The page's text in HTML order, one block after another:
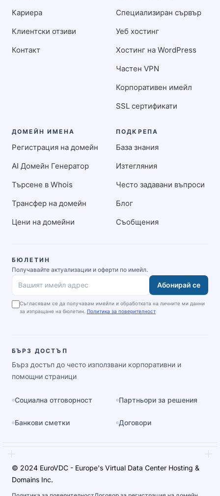
Кариера
Клиентски отзиви
Контакт
Специализиран сървър
Уеб хостинг
Хостинг на WordPress
Частен VPN
Корпоративен имейл
SSL сертификати
ДОМЕЙН ИМЕНА
Регистрация на домейн
AI Домейн Генератор
Търсене в Whois
Трансфер на домейн
Цени на домейни
ПОДКРЕПА
База знания
Изтегляния
Често задавани въпроси
Блог
Съобщения
БЮЛЕТИН
Получавайте актуализации и оферти по имейл.
Вашият имейл адрес
Абонирай се
Съгласявам се да получавам имейли и обработката на личните ми данни
за изпращане на бюлетин. Политика за поверителност
БЪРЗ ДОСТЪП
Бърз достъп до често използвани корпоративни и
помощни страници
Социална отговорност Партньори за решения
Банкови сметки Договори
© 2024 EuroVDC - Europe's Virtual Data Center Hosting &
Domains Inc.